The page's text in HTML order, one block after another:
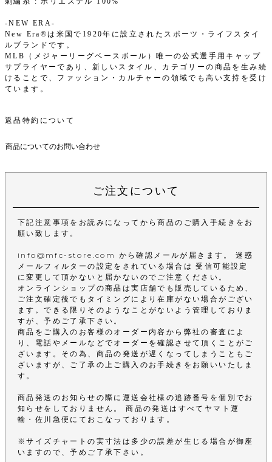
-NEW ERA-
New Era®は米国で1920年に設立されたスポーツ・ライフスタイ
ルブランドです。
MLB（メジャーリーグベースボール）唯一の公式選手用キャップ
サプライヤーであり、新しいスタイル、カテゴリーの商品を生み続
けることで、ファッション・カルチャーの領域でも高い支持を受け
ています。
返品特約について
商品についてのお問い合わせ
ご注文について
下記注意事項をお読みになってから商品のご購入手続きをお
願い致します。
info@mfc-store.com から確認メールが届きます。 迷惑
メールフィルターの設定をされている場合は 受信可能設定
に変更して頂かないと届かないのでご注意ください。
オンラインショップの商品は実店舗でも販売しているため、
ご注文確定後でもタイミングにより在庫がない場合がござい
ます。できる限りそのようなことがないよう管理しておりま
すが、予めご了承下さい。
商品をご購入のお客様のオーダー内容から弊社の審査によ
り、電話やメールなどでオーダーを確認させて頂くことがご
ざいます。その為、商品の発送が遅くなってしまうこともご
ざいますが、ご了承の上ご購入のお手続きをお願いいたしま
す。
商品発送のお知らせの際に運送会社様の追跡番号を個別でお
知らせをしておりません。 商品の発送はすべてヤマト運
輸・佐川急便にておこなっております。
※サイズチャートの実寸法は多少の誤差が生じる場合が御座
いますので、予めご了承下さい。